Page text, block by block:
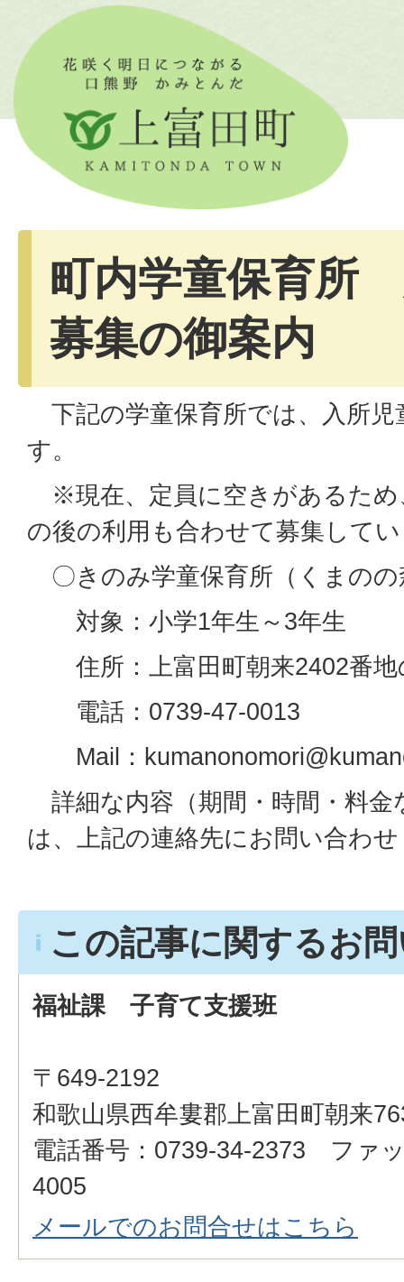
町内学童保育所
募集の御案内
下記の学童保育所では、入所児
す。
※現在、定員に空きがあるため
の後の利用も合わせて募集して
〇きのみ学童保育所（くまのの
対象：小学1年生～3年生
住所：上富田町朝来2402番地
電話：0739-47-0013
Mail：
詳細な内容（期間・時間・料金
は、上記の連絡先にお問い合わ
この記事に関するお
福祉課 子育て支援班
〒649-2192
和歌山県西牟婁郡上富田町朝来
電話番号：0739-34-2373 ファ
4005
メールでのお問合せはこちら